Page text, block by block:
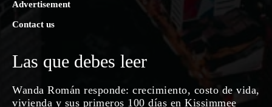
Advertisement
Contact us
Las que debes leer
Wanda Román responde: crecimiento, costo de vida,
vivienda y sus primeros 100 días en Kissimmee